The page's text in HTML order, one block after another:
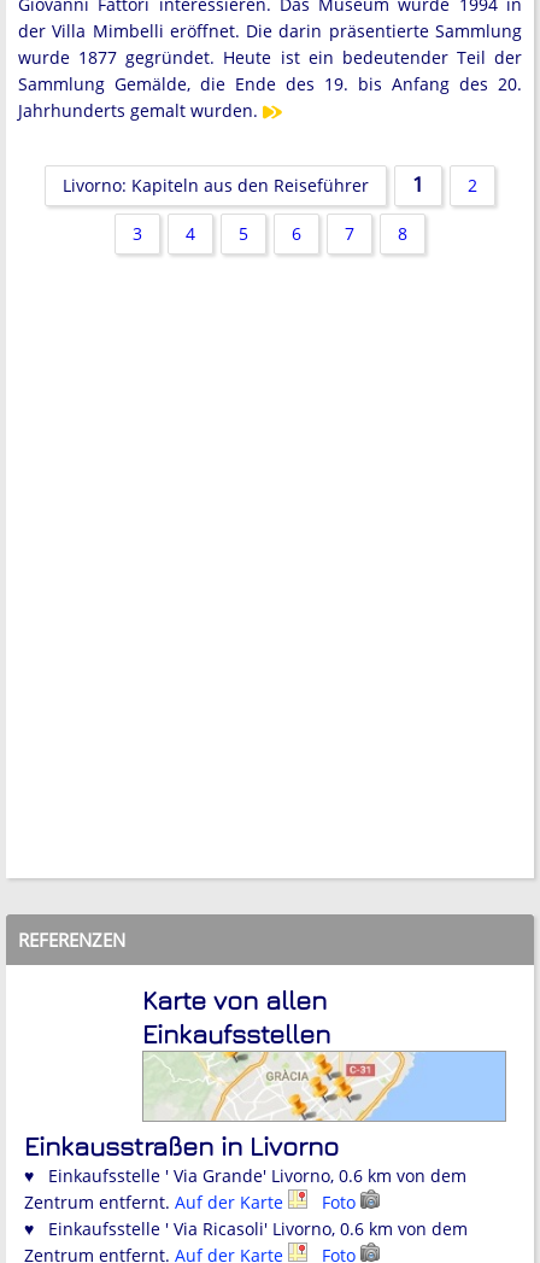
der Villa Mimbelli eröffnet. Die darin präsentierte Sammlung
wurde 1877 gegründet. Heute ist ein bedeutender Teil der
Sammlung Gemälde, die Ende des 19. bis Anfang des 20.
Jahrhunderts gemalt wurden.
Livorno: Kapiteln aus den Reiseführer 1 2
3 4 5 6 7 8
REFERENZEN
Karte von allen
Einkaufsstellen
Einkausstraßen in Livorno
♥ Einkaufsstelle ' Via Grande' Livorno, 0.6 km von dem
Zentrum entfernt. Auf der Karte
Foto
♥ Einkaufsstelle ' Via Ricasoli' Livorno, 0.6 km von dem
Zentrum entfernt. Auf der Karte Foto